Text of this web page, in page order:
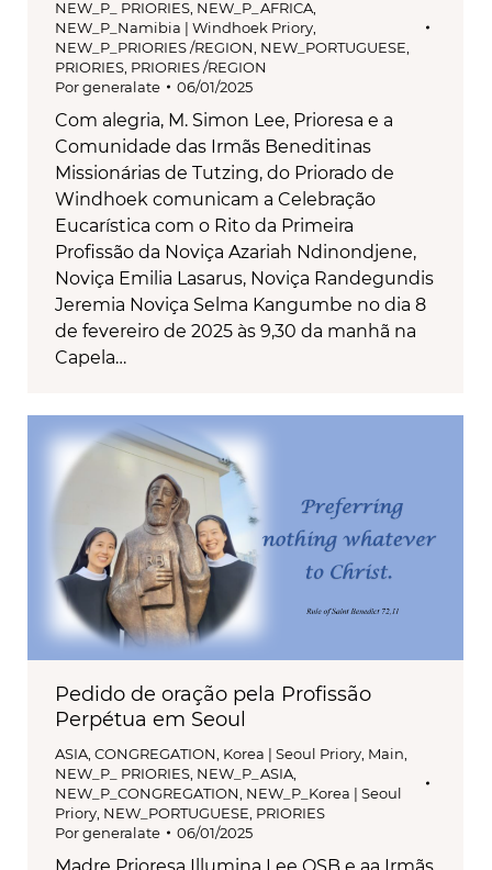
NEW_P_ PRIORIES, NEW_P_AFRICA,
NEW_P_Namibia | Windhoek Priory,
NEW_P_PRIORIES /REGION, NEW_PORTUGUESE,
PRIORIES, PRIORIES /REGION
Porgeneralate 06/01/2025
Com alegria, M. Simon Lee, Prioresa e a
Comunidade das Irmãs Beneditinas
Missionárias de Tutzing, do Priorado de
Windhoek comunicam a Celebração
Eucarística com o Rito da Primeira
Profissão da Noviça Azariah Ndinondjene,
Noviça Emilia Lasarus, Noviça Randegundis
Jeremia Noviça Selma Kangumbe no dia 8
de fevereiro de 2025 às 9,30 da manhã na
Capela…
Pedido de oração pela Profissão
Perpétua em Seoul
ASIA, CONGREGATION, Korea | Seoul Priory, Main,
NEW_P_ PRIORIES, NEW_P_ASIA,
NEW_P_CONGREGATION, NEW_P_Korea | Seoul
Priory, NEW_PORTUGUESE, PRIORIES
Porgeneralate 06/01/2025